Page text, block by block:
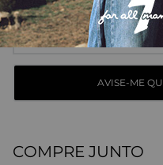
COMPRE JUNTO